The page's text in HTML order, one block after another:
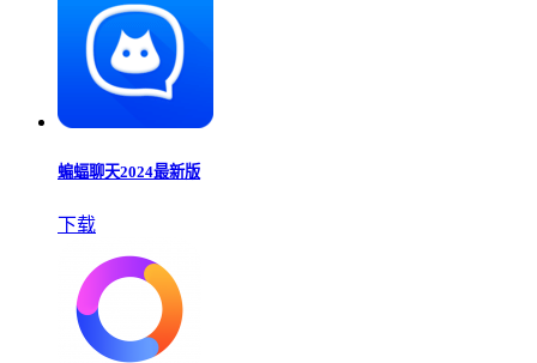
蝙蝠聊天2024最新版
下载